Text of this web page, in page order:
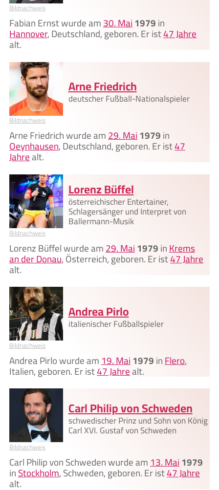
Bildnachweis
Fabian Ernst wurde am30. Mai1979in
Hannover, Deutschland, geboren. Er ist47 Jahre
alt.
Bildnachweis
Arne Friedrich
deutscher Fußball-Nationalspieler
Arne Friedrich wurde am29. Mai1979in
Oeynhausen, Deutschland, geboren. Er ist47
Jahrealt.
Bildnachweis
Lorenz Büffel
österreichischer Entertainer,
Schlagersänger und Interpret von
Ballermann-Musik
Lorenz Büffel wurde am29. Mai1979inKrems
an der Donau, Österreich, geboren. Er ist47 Jahre
alt.
Bildnachweis
Andrea Pirlo
italienischer Fußballspieler
Andrea Pirlo wurde am19. Mai1979inFlero,
Italien, geboren. Er ist47 Jahrealt.
Bildnachweis
Carl Philip von Schweden
schwedischer Prinz und Sohn von König
Carl XVI. Gustaf von Schweden
Carl Philip von Schweden wurde am13. Mai1979
inStockholm, Schweden, geboren. Er ist47 Jahre
alt.